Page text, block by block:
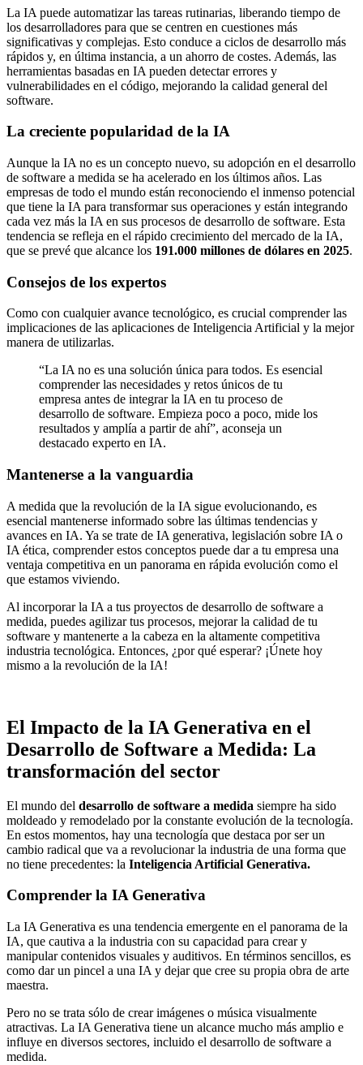
La IA puede automatizar las tareas rutinarias, liberando tiempo de
los desarrolladores para que se centren en cuestiones más
significativas y complejas. Esto conduce a ciclos de desarrollo más
rápidos y, en última instancia, a un ahorro de costes. Además, las
herramientas basadas en IA pueden detectar errores y
vulnerabilidades en el código, mejorando la calidad general del
software.
La creciente popularidad de la IA
Aunque la IA no es un concepto nuevo, su adopción en el desarrollo
de software a medida se ha acelerado en los últimos años. Las
empresas de todo el mundo están reconociendo el inmenso potencial
que tiene la IA para transformar sus operaciones y están integrando
cada vez más la IA en sus procesos de desarrollo de software. Esta
tendencia se refleja en el rápido crecimiento del mercado de la IA,
que se prevé que alcance los 191.000 millones de dólares en 2025.
Consejos de los expertos
Como con cualquier avance tecnológico, es crucial comprender las
implicaciones de las aplicaciones de Inteligencia Artificial y la mejor
manera de utilizarlas.
“La IA no es una solución única para todos. Es esencial
comprender las necesidades y retos únicos de tu
empresa antes de integrar la IA en tu proceso de
desarrollo de software. Empieza poco a poco, mide los
resultados y amplía a partir de ahí”, aconseja un
destacado experto en IA.
Mantenerse a la vanguardia
A medida que la revolución de la IA sigue evolucionando, es
esencial mantenerse informado sobre las últimas tendencias y
avances en IA. Ya se trate de IA generativa, legislación sobre IA o
IA ética, comprender estos conceptos puede dar a tu empresa una
ventaja competitiva en un panorama en rápida evolución como el
que estamos viviendo.
Al incorporar la IA a tus proyectos de desarrollo de software a
medida, puedes agilizar tus procesos, mejorar la calidad de tu
software y mantenerte a la cabeza en la altamente competitiva
industria tecnológica. Entonces, ¿por qué esperar? ¡Únete hoy
mismo a la revolución de la IA!
El Impacto de la IA Generativa en el
Desarrollo de Software a Medida: La
transformación del sector
El mundo del desarrollo de software a medida siempre ha sido
moldeado y remodelado por la constante evolución de la tecnología.
En estos momentos, hay una tecnología que destaca por ser un
cambio radical que va a revolucionar la industria de una forma que
no tiene precedentes: la Inteligencia Artificial Generativa.
Comprender la IA Generativa
La IA Generativa es una tendencia emergente en el panorama de la
IA, que cautiva a la industria con su capacidad para crear y
manipular contenidos visuales y auditivos. En términos sencillos, es
como dar un pincel a una IA y dejar que cree su propia obra de arte
maestra.
Pero no se trata sólo de crear imágenes o música visualmente
atractivas. La IA Generativa tiene un alcance mucho más amplio e
influye en diversos sectores, incluido el desarrollo de software a
medida.